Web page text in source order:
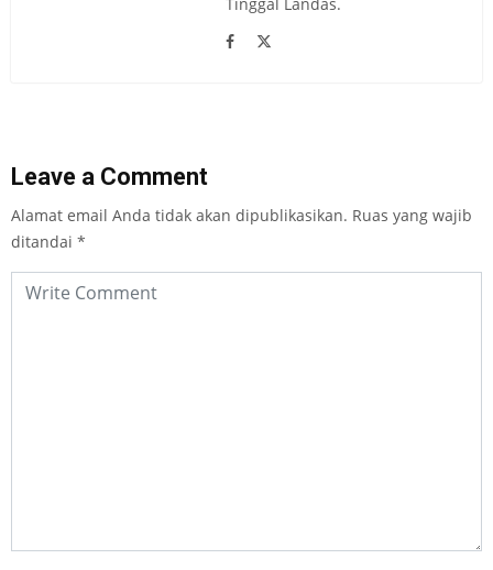
Leave a Comment
Alamat email Anda tidak akan dipublikasikan. Ruas yang wajib
ditandai *